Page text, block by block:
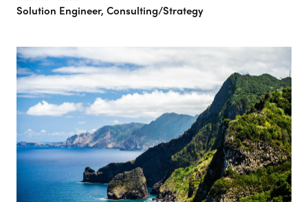
Solution Engineer, Consulting/Strategy